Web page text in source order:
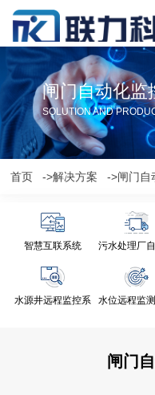
闸门自动化监
SOLUTION AND
首页 ->解决方案 ->闸门自
智慧互联系统
污水处理厂
水源井远程监控系
水位远程监
闸门